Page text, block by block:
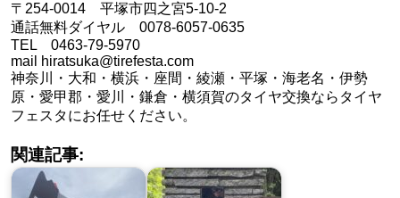
〒254-0014 平塚市四之宮5-10-2
通話無料ダイヤル 0078-6057-0635
TEL 0463-79-5970
mail hiratsuka@tirefesta.com
神奈川・大和・横浜・座間・綾瀬・平塚・海老名・伊勢
原・愛甲郡・愛川・鎌倉・横須賀のタイヤ交換ならタイヤ
フェスタにお任せください。
関連記事: